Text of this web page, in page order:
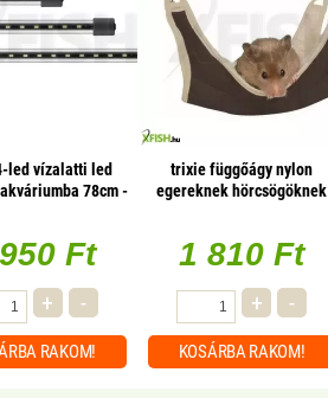
led vízalatti led
78cm -
Ft
+ -
RAKOM!
trixie függőágy nylon
egereknek hörcsögöknek
1 810 Ft
+ -
KOSÁRBA RAKOM!